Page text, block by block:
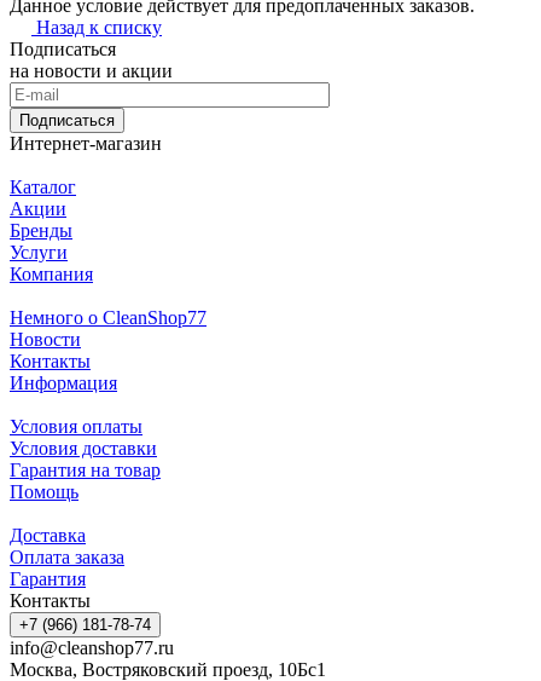
Данное условие действует для предоплаченных заказов.
Назад к списку
Подписаться
на новости и акции
Подписаться
Интернет-магазин
Каталог
Акции
Бренды
Услуги
Компания
Немного о CleanShop77
Новости
Контакты
Информация
Условия оплаты
Условия доставки
Гарантия на товар
Помощь
Доставка
Оплата заказа
Гарантия
Контакты
+7 (966) 181-78-74
info@cleanshop77.ru
Москва, Востряковский проезд, 10Бс1